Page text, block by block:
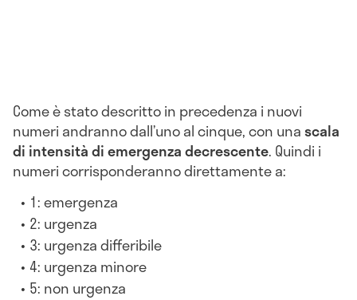
Come è stato descritto in precedenza i nuovi
numeri andranno dall’uno al cinque, con unascala
di intensità di emergenza decrescente. Quindi i
numeri corrisponderanno direttamente a:
1: emergenza
2: urgenza
3: urgenza differibile
4: urgenza minore
5: non urgenza